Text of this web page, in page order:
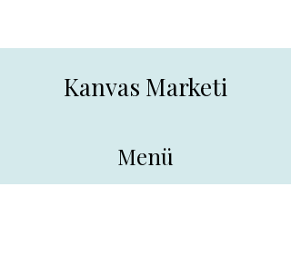
Kanvas Marketi
Menü